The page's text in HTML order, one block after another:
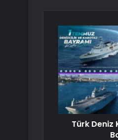
Türk Deniz